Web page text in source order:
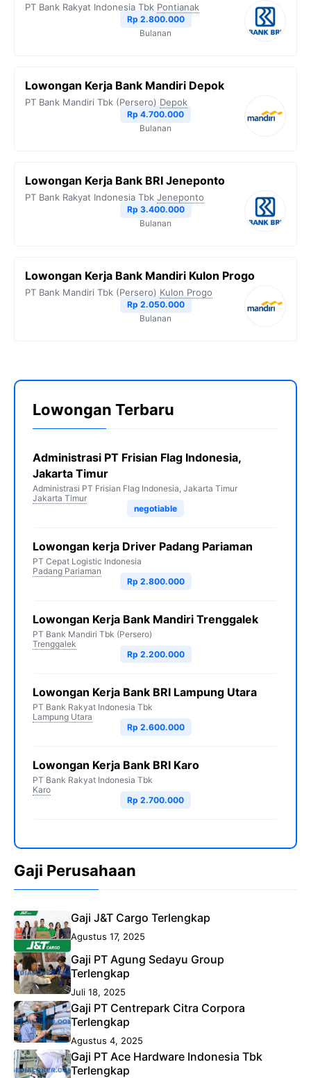
PT Bank Rakyat Indonesia Tbk Pontianak
Rp 2.800.000
Bulanan
Lowongan Kerja Bank Mandiri Depok
PT Bank Mandiri Tbk (Persero) Depok
Rp 4.700.000
Bulanan
Lowongan Kerja Bank BRI Jeneponto
PT Bank Rakyat Indonesia Tbk Jeneponto
Rp 3.400.000
Bulanan
Lowongan Kerja Bank Mandiri Kulon Progo
PT Bank Mandiri Tbk (Persero) Kulon Progo
Rp 2.050.000
Bulanan
Lowongan Terbaru
Administrasi PT Frisian Flag Indonesia,
Jakarta Timur
Administrasi PT Frisian Flag Indonesia, Jakarta Timur
Jakarta Timur
negotiable
Lowongan kerja Driver Padang Pariaman
PT Cepat Logistic Indonesia
Padang Pariaman
Rp 2.800.000
Lowongan Kerja Bank Mandiri Trenggalek
PT Bank Mandiri Tbk (Persero)
Trenggalek
Rp 2.200.000
Lowongan Kerja Bank BRI Lampung Utara
PT Bank Rakyat Indonesia Tbk
Lampung Utara
Rp 2.600.000
Lowongan Kerja Bank BRI Karo
PT Bank Rakyat Indonesia Tbk
Karo
Rp 2.700.000
Gaji Perusahaan
Gaji J&T Cargo Terlengkap
Agustus 17, 2025
Gaji PT Agung Sedayu Group
Terlengkap
Juli 18, 2025
Gaji PT Centrepark Citra Corpora
Terlengkap
Agustus 4, 2025
Gaji PT Ace Hardware Indonesia Tbk
Terlengkap